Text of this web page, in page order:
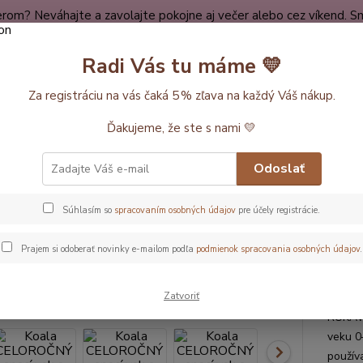
Neváhajte a zavolajte pokojne aj večer alebo cez víkend.
Hľadať
Dĺžka vaku 70cm (0-6 mesiacov) Koala CELOROČNÝ spací vak s
CELOROČNÝ spací vak s
70cm
veku
Radi Vás tu máme 💛
Za registráciu na vás čaká 5 % zľava na každý Váš nákup.
Ďakujeme, že ste s nami 💛
Odoslať
Súhlasím so spracovaním osobných údajov pre účely registrácie.
Prajem si odoberať novinky e-mailom podľa podmienok spracovania osobných údajov.
Zatvoriť